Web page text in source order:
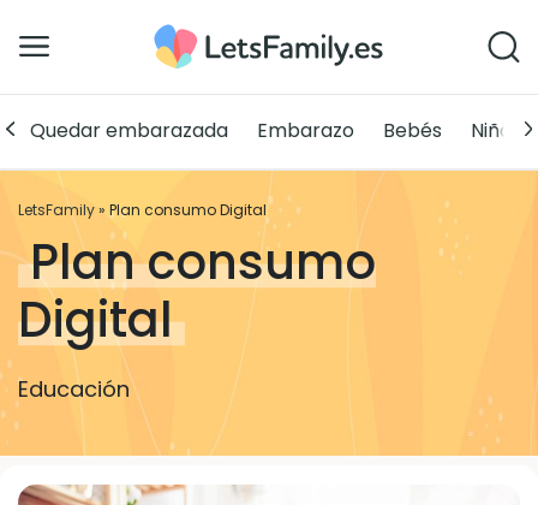
Quedar embarazada Embarazo Bebés Niños
LetsFamily» Plan consumo Digital
Plan consumo
Digital
Educación